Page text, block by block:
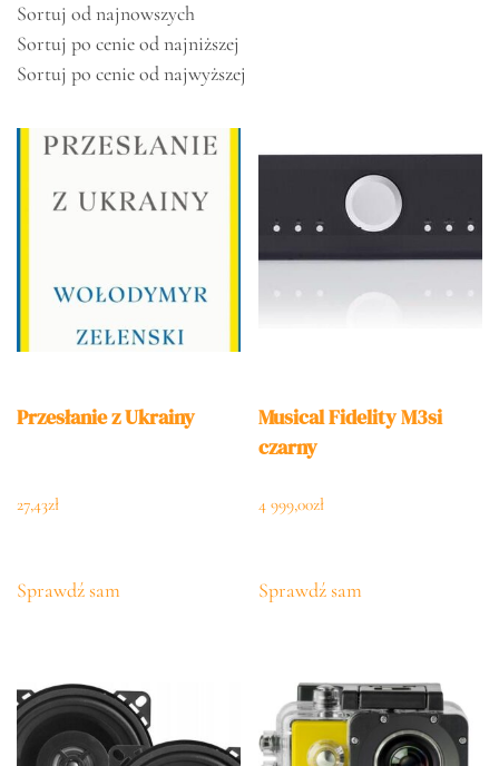
Sortuj od najnowszych
Sortuj po cenie od najniższej
Sortuj po cenie od najwyższej
Przesłanie z Ukrainy
27,43zł
Sprawdź sam
Musical Fidelity M3si
czarny
4 999,00zł
Sprawdź sam